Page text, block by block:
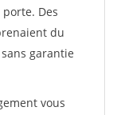
Des
du
garantie
vous